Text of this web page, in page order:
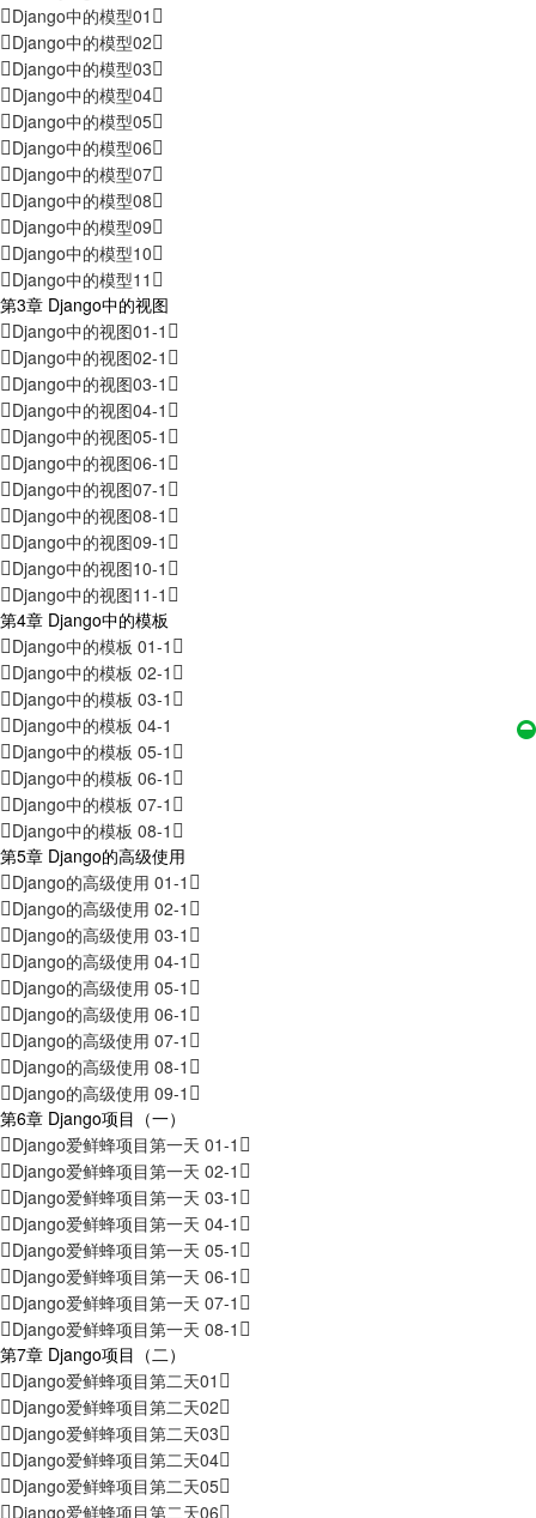
Django中的模型01
Django中的模型02
Django中的模型03
Django中的模型04
Django中的模型05
Django中的模型06
Django中的模型07
Django中的模型08
Django中的模型09
Django中的模型10
Django中的模型11
第3章 Django中的视图
Django中的视图01-1
Django中的视图02-1
Django中的视图03-1
Django中的视图04-1
Django中的视图05-1
Django中的视图06-1
Django中的视图07-1
Django中的视图08-1
Django中的视图09-1
Django中的视图10-1
Django中的视图11-1
第4章 Django中的模板
Django中的模板 01-1
Django中的模板 02-1
Django中的模板 03-1
Django中的模板 04-1
Django中的模板 05-1
Django中的模板 06-1
Django中的模板 07-1
Django中的模板 08-1
第5章 Django的高级使用
Django的高级使用 01-1
Django的高级使用 02-1
Django的高级使用 03-1
Django的高级使用 04-1
Django的高级使用 05-1
Django的高级使用 06-1
Django的高级使用 07-1
Django的高级使用 08-1
Django的高级使用 09-1
第6章 Django项目（一）
Django爱鲜蜂项目第一天 01-1
Django爱鲜蜂项目第一天 02-1
Django爱鲜蜂项目第一天 03-1
Django爱鲜蜂项目第一天 04-1
Django爱鲜蜂项目第一天 05-1
Django爱鲜蜂项目第一天 06-1
Django爱鲜蜂项目第一天 07-1
Django爱鲜蜂项目第一天 08-1
第7章 Django项目（二）
Django爱鲜蜂项目第二天01
Django爱鲜蜂项目第二天02
Django爱鲜蜂项目第二天03
Django爱鲜蜂项目第二天04
Django爱鲜蜂项目第二天05
Django爱鲜蜂项目第二天06